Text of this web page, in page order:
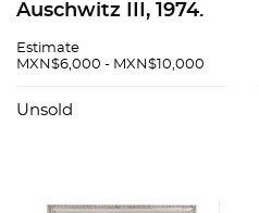
Auschwitz III, 1974.
sin número de tiraje.
totales
Estimate
MXN$6,000 - MXN$10,000
Unsold